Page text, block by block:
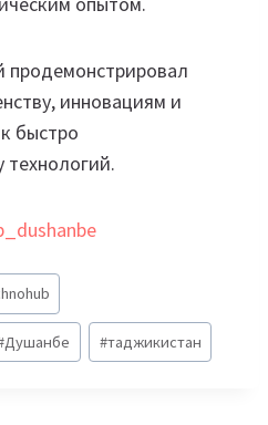
продемонстрировал
инновациям и
быстро
Душанбе #таджикистан